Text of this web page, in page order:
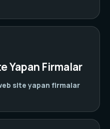
Yapan Firmalar
site yapan firmalar